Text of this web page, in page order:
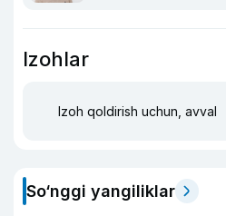
Izohlar
Izoh qoldirish uchun, avval
So‘nggi yangiliklar